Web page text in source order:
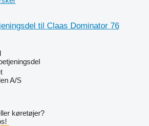
til Claas Dominator 76
A/S
køretøjer?